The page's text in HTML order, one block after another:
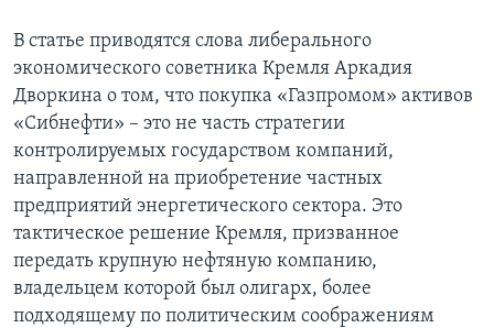
В статье приводятся слова либерального
экономического советника Кремля Аркадия
Дворкина о том, что покупка «Газпромом» активов
«Сибнефти» – это не часть стратегии
контролируемых государством компаний,
направленной на приобретение частных
предприятий энергетического сектора. Это
тактическое решение Кремля, призванное
передать крупную нефтяную компанию,
владельцем которой был олигарх, более
подходящему по политическим соображениям